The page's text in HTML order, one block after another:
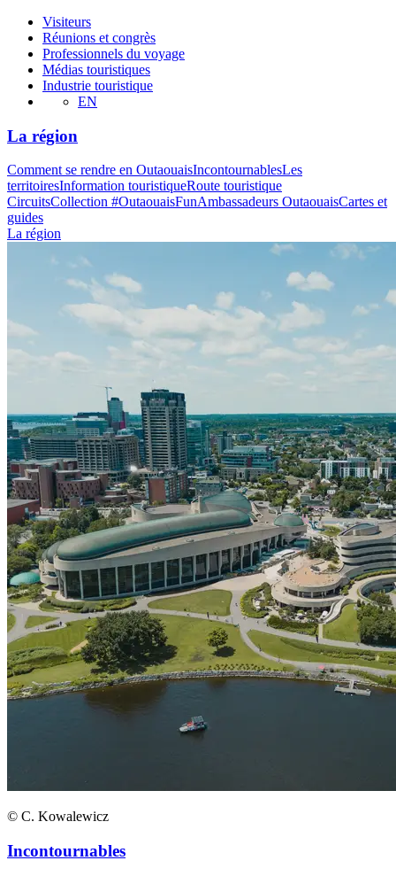
Visiteurs
Réunions et congrès
Professionnels du voyage
Médias touristiques
Industrie touristique
EN
La région
Comment se rendre en OutaouaisIncontournablesLes
territoiresInformation touristiqueRoute touristique
CircuitsCollection #OutaouaisFunAmbassadeurs OutaouaisCartes et
guides
La région
© C. Kowalewicz
Incontournables